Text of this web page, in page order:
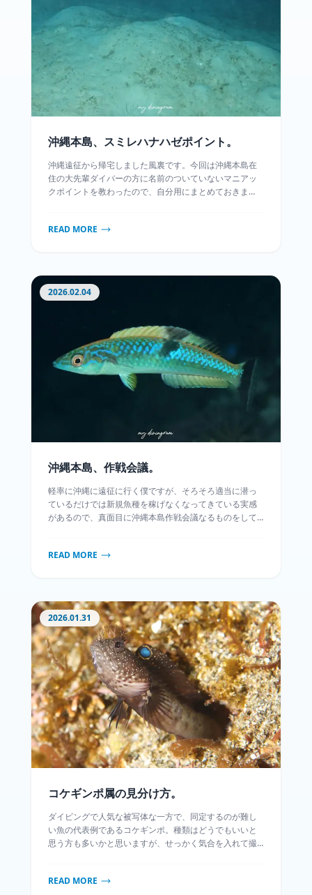
沖縄本島、スミレハナハゼポイント。
沖縄遠征から帰宅しました風裏です。今回は沖縄本島在
住の大先輩ダイバーの方に名前のついていないマニアッ
クポイントを教わったので、自分用にまとめておきま
を狙うことができます。潜る人はほぼほぼいないらし
READ MORE
2026.02.04
沖縄本島、作戦会議。
軽率に沖縄に遠征に行く僕ですが、そろそろ適当に潜っ
ているだけでは新規魚種を稼げなくなってきている実感
があるので、真面目に沖縄本島作戦会議なるものをして
った「沖縄本島魚類図鑑」の中の人に海を案内していた
READ MORE
2026.01.31
コケギンポ属の見分け方。
ダイビングで人気な被写体な一方で、同定するのが難し
い魚の代表例であるコケギンポ。種類はどうでもいいと
思う方も多いかと思いますが、せっかく気合を入れて撮
してまとめます。
READ MORE